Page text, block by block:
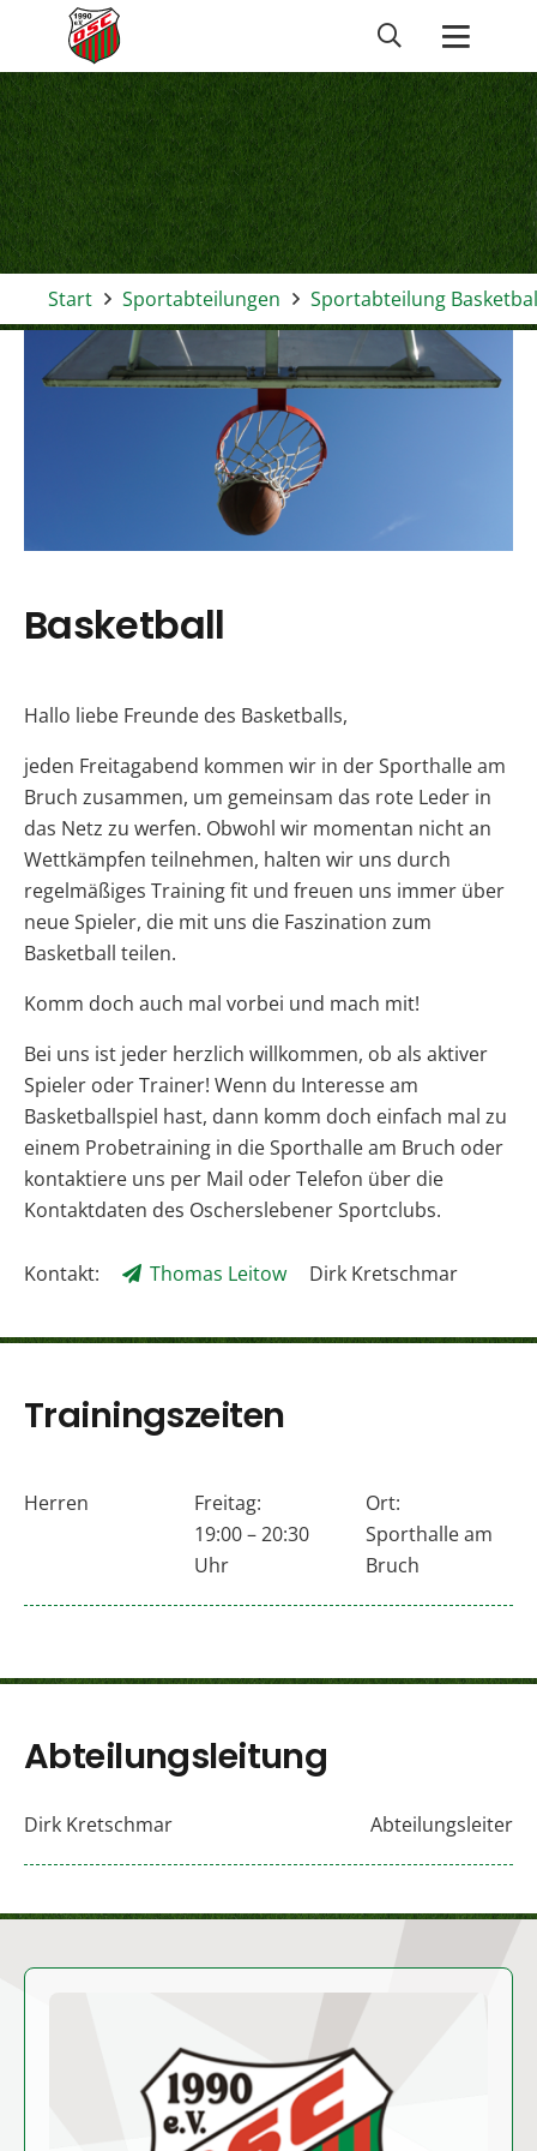
Start Sportabteilungen Sportabteilung
Basketball
Hallo liebe Freunde des Basketballs,
jeden Freitagabend kommen wir in der Sporthalle am
Bruch zusammen, um gemeinsam das rote Leder in
das Netz zu werfen. Obwohl wir momentan nicht an
Wettkämpfen teilnehmen, halten wir uns durch
regelmäßiges Training fit und freuen uns immer über
neue Spieler, die mit uns die Faszination zum
Basketball teilen.
Komm doch auch mal vorbei und mach mit!
Bei uns ist jeder herzlich willkommen, ob als aktiver
Spieler oder Trainer! Wenn du Interesse am
Basketballspiel hast, dann komm doch einfach mal zu
einem Probetraining in die Sporthalle am Bruch oder
kontaktiere uns per Mail oder Telefon über die
Kontaktdaten des Oscherslebener Sportclubs.
Kontakt: Thomas Leitow Dirk Kretschmar
Trainingszeiten
Herren
Freitag:
19:00 – 20:30
Uhr
Ort:
Sporthalle am
Bruch
Abteilungsleitung
Dirk Kretschmar Abteilungsleiter